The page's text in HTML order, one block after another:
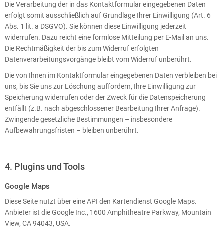
Die Verarbeitung der in das Kontaktformular eingegebenen Daten
erfolgt somit ausschließlich auf Grundlage Ihrer Einwilligung (Art. 6
Abs. 1 lit. a DSGVO). Sie können diese Einwilligung jederzeit
widerrufen. Dazu reicht eine formlose Mitteilung per E-Mail an uns.
Die Rechtmäßigkeit der bis zum Widerruf erfolgten
Datenverarbeitungsvorgänge bleibt vom Widerruf unberührt.
Die von Ihnen im Kontaktformular eingegebenen Daten verbleiben bei
uns, bis Sie uns zur Löschung auffordern, Ihre Einwilligung zur
Speicherung widerrufen oder der Zweck für die Datenspeicherung
entfällt (z.B. nach abgeschlossener Bearbeitung Ihrer Anfrage).
Zwingende gesetzliche Bestimmungen – insbesondere
Aufbewahrungsfristen – bleiben unberührt.
4. Plugins und Tools
Google Maps
Diese Seite nutzt über eine API den Kartendienst Google Maps.
Anbieter ist die Google Inc., 1600 Amphitheatre Parkway, Mountain
View, CA 94043, USA.